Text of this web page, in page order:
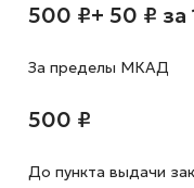
500 ₽+ 50 ₽
За пределы МКАД
500 ₽
До пункта выдачи